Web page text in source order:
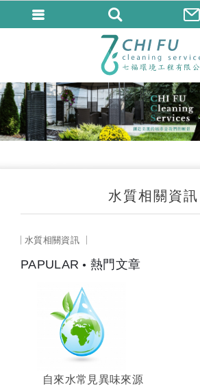
水質相關資訊
水質相關資訊
PAPULAR 熱門文章
自來水常見異味來源